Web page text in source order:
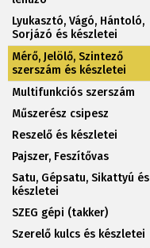
Lyukasztó, Vágó, Hántoló,
Sorjázó és készletei
Mérő, Jelölő, Szintező
szerszám és készletei
Multifunkciós szerszám
Műszerész csipesz
Reszelő és készletei
Pajszer, Feszítővas
Satu, Gépsatu, Sikattyú és
készletei
SZEG gépi (takker)
Szerelő kulcs és készletei